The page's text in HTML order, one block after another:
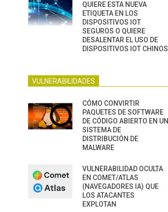
QUIERE ESTA NUEVA
ETIQUETA EN LOS
DISPOSITIVOS IOT
SEGUROS O QUIERE
DESALENTAR EL USO DE
DISPOSITIVOS IOT CHINOS
VULNERABILIDADES
CÓMO CONVIRTIR
PAQUETES DE SOFTWARE
DE CÓDIGO ABIERTO EN UN
SISTEMA DE
DISTRIBUCIÓN DE
MALWARE
VULNERABILIDAD OCULTA
EN COMET/ATLAS
(NAVEGADORES IA) QUE
LOS ATACANTES
EXPLOTAN